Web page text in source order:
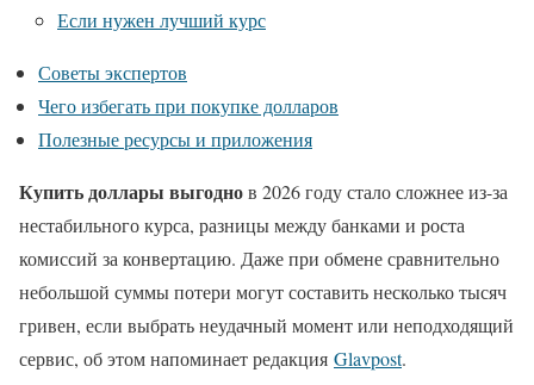
Если нужен лучший курс
Советы экспертов
Чего избегать при покупке долларов
Полезные ресурсы и приложения
Купить доллары выгоднов 2026 году стало сложнее из-за
нестабильного курса, разницы между банками и роста
комиссий за конвертацию. Даже при обмене сравнительно
небольшой суммы потери могут составить несколько тысяч
гривен, если выбрать неудачный момент или неподходящий
сервис, об этом напоминает редакция Glavpost.